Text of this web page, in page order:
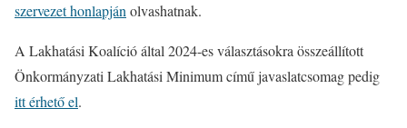
szervezet honlapján olvashatnak.
A Lakhatási Koalíció által 2024-es választásokra összeállított
Önkormányzati Lakhatási Minimum című javaslatcsomag pedig
itt érhető el.